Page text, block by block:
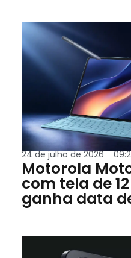
24 de julho de 2026
Motorola
com tela de
ganha data